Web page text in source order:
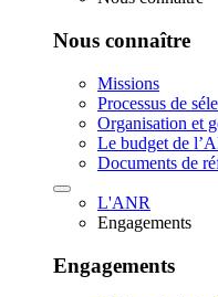
Nous connaître
Missions
Processus de
Organisation et
Le budget de
Documents de
L'ANR
Engagements
Engagements